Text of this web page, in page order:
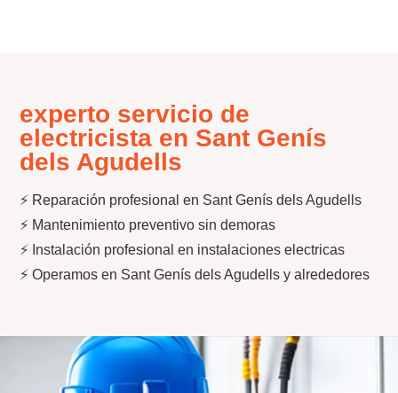
experto servicio de
electricista en Sant Genís
dels Agudells
⚡ Reparación profesional en Sant Genís dels Agudells
⚡ Mantenimiento preventivo sin demoras
⚡ Instalación profesional en instalaciones electricas
⚡ Operamos en Sant Genís dels Agudells y alrededores